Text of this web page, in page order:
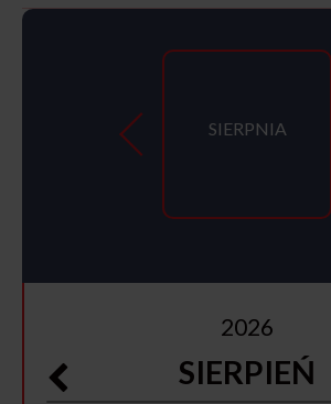
SIERPNIA
2026
SIERPIEŃ